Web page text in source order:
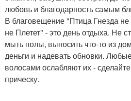
любовь и благодарность самым
В благовещение "Птица Гнезда
не Плетет" - это день отдыха. Не
мыть полы, выносить что-то из
деньги и надевать обновки.
волосами ослабляют их -
прическу.